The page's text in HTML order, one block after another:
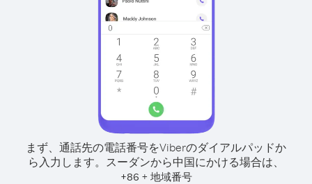
まず、通話先の電話番号をViberのダイアルパッドか
ら入力します。 スーダンから中国にかける場合は、
+86 + 地域番号